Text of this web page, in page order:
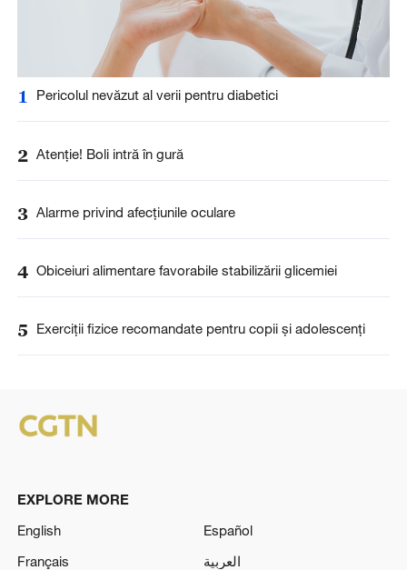
1 Pericolul nevăzut al verii pentru diabetici
2 Atenție! Boli intră în gură
3 Alarme privind afecțiunile oculare
4 Obiceiuri alimentare favorabile stabilizării glicemiei
5 Exerciții fizice recomandate pentru copii și adolescenți
EXPLORE MORE
English
Español
Français
العربية